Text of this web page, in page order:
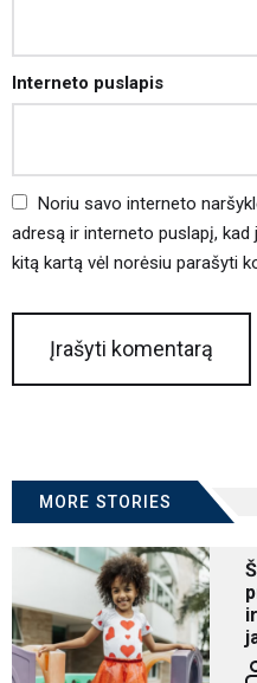
Interneto puslapis
Noriu savo interneto
adresą ir interneto puslapį,
kitą kartą vėl norėsiu parašyti
MORE STORIES